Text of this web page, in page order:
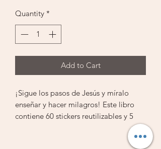
Quantity *
Add to Cart
¡Sigue los pasos de Jesús y míralo
enseñar y hacer milagros! Este libro
contiene 60 stickers reutilizables y 5